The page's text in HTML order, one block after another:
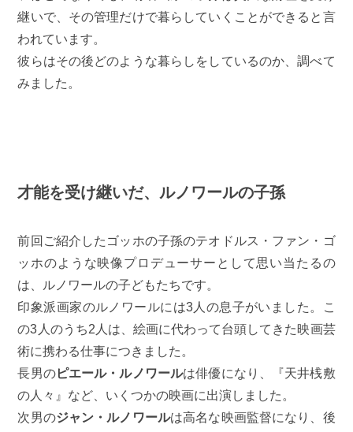
継いで、その管理だけで暮らしていくことができると言
われています。
彼らはその後どのような暮らしをしているのか、調べて
みました。
才能を受け継いだ、ルノワールの子孫
前回ご紹介したゴッホの子孫のテオドルス・ファン・ゴ
ッホのような映像プロデューサーとして思い当たるの
は、ルノワールの子どもたちです。
印象派画家のルノワールには3人の息子がいました。こ
の3人のうち2人は、絵画に代わって台頭してきた映画芸
術に携わる仕事につきました。
長男のピエール・ルノワールは俳優になり、『天井桟敷
の人々』など、いくつかの映画に出演しました。
次男のジャン・ルノワールは高名な映画監督になり、後